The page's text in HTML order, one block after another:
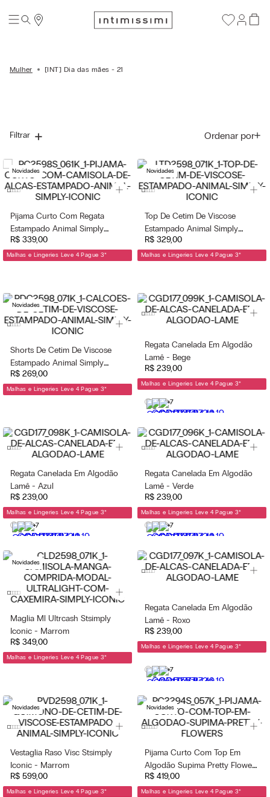
Mulher [INT] Dia das mães - 21
Filtrar Ordenar por
Novidades
Pijama Curto Com Regata
Estampado Animal Simply
Iconic - Marrom
R$ 339,00
Malhas e Lingeries Leve 4 Pague 3*
Novidades
Top De Cetim De Viscose
Estampado Animal Simply
Iconic - Marrom
R$ 329,00
Malhas e Lingeries Leve 4 Pague 3*
Novidades
Shorts De Cetim De Viscose
Estampado Animal Simply
Iconic - Marrom
R$ 269,00
Malhas e Lingeries Leve 4 Pague 3*
Regata Canelada Em Algodão
Lamê - Bege
R$ 239,00
Malhas e Lingeries Leve 4 Pague 3*
+7
Regata Canelada Em Algodão
Lamê - Azul
R$ 239,00
Malhas e Lingeries Leve 4 Pague 3*
+7
Regata Canelada Em Algodão
Lamê - Verde
R$ 239,00
Malhas e Lingeries Leve 4 Pague 3*
+7
Novidades
Maglia Ml Ultrcash Stsimply
Iconic - Marrom
R$ 349,00
Malhas e Lingeries Leve 4 Pague 3*
Regata Canelada Em Algodão
Lamê - Roxo
R$ 239,00
Malhas e Lingeries Leve 4 Pague 3*
+7
Novidades
Vestaglia Raso Visc Stsimply
Iconic - Marrom
R$ 599,00
Malhas e Lingeries Leve 4 Pague 3*
Novidades
Pijama Curto Com Top Em
Algodão Supima Pretty Flowers
- Rosa
R$ 419,00
Malhas e Lingeries Leve 4 Pague 3*